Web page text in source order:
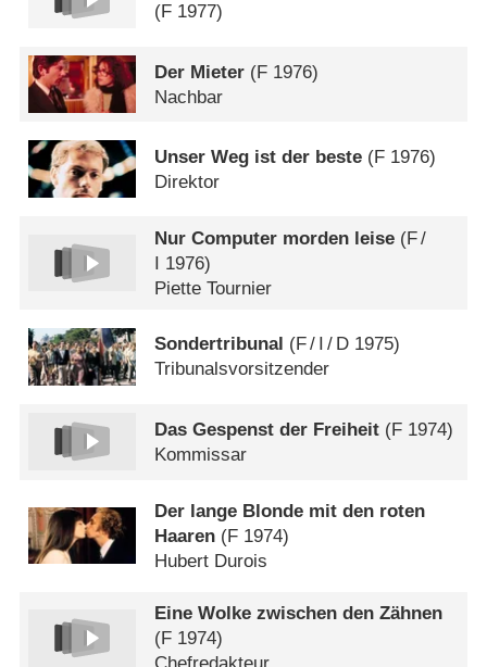
(F 1977)
Der Mieter (F 1976)
Nachbar
Unser Weg ist der beste (F 1976)
Direktor
Nur Computer morden leise (F/
I 1976)
Piette Tournier
Sondertribunal (F/ / D 1975)
Tribunalsvorsitzender
Das Gespenst der Freiheit (F 1974)
Kommissar
Der lange Blonde mit den roten
Haaren (F 1974)
Hubert Durois
Eine Wolke zwischen den Zähnen
(F 1974)